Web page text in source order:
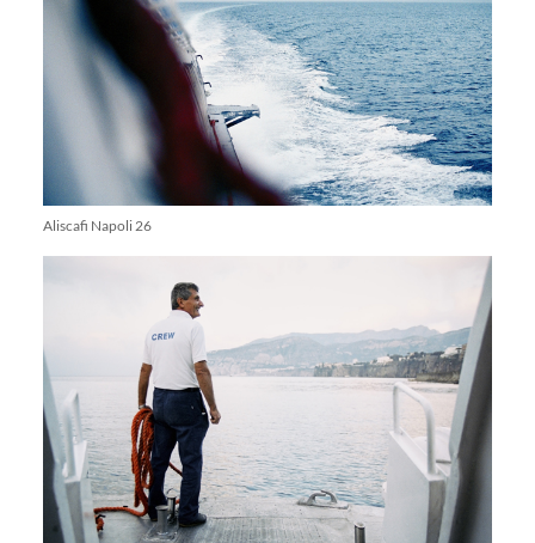
Aliscafi Napoli 26